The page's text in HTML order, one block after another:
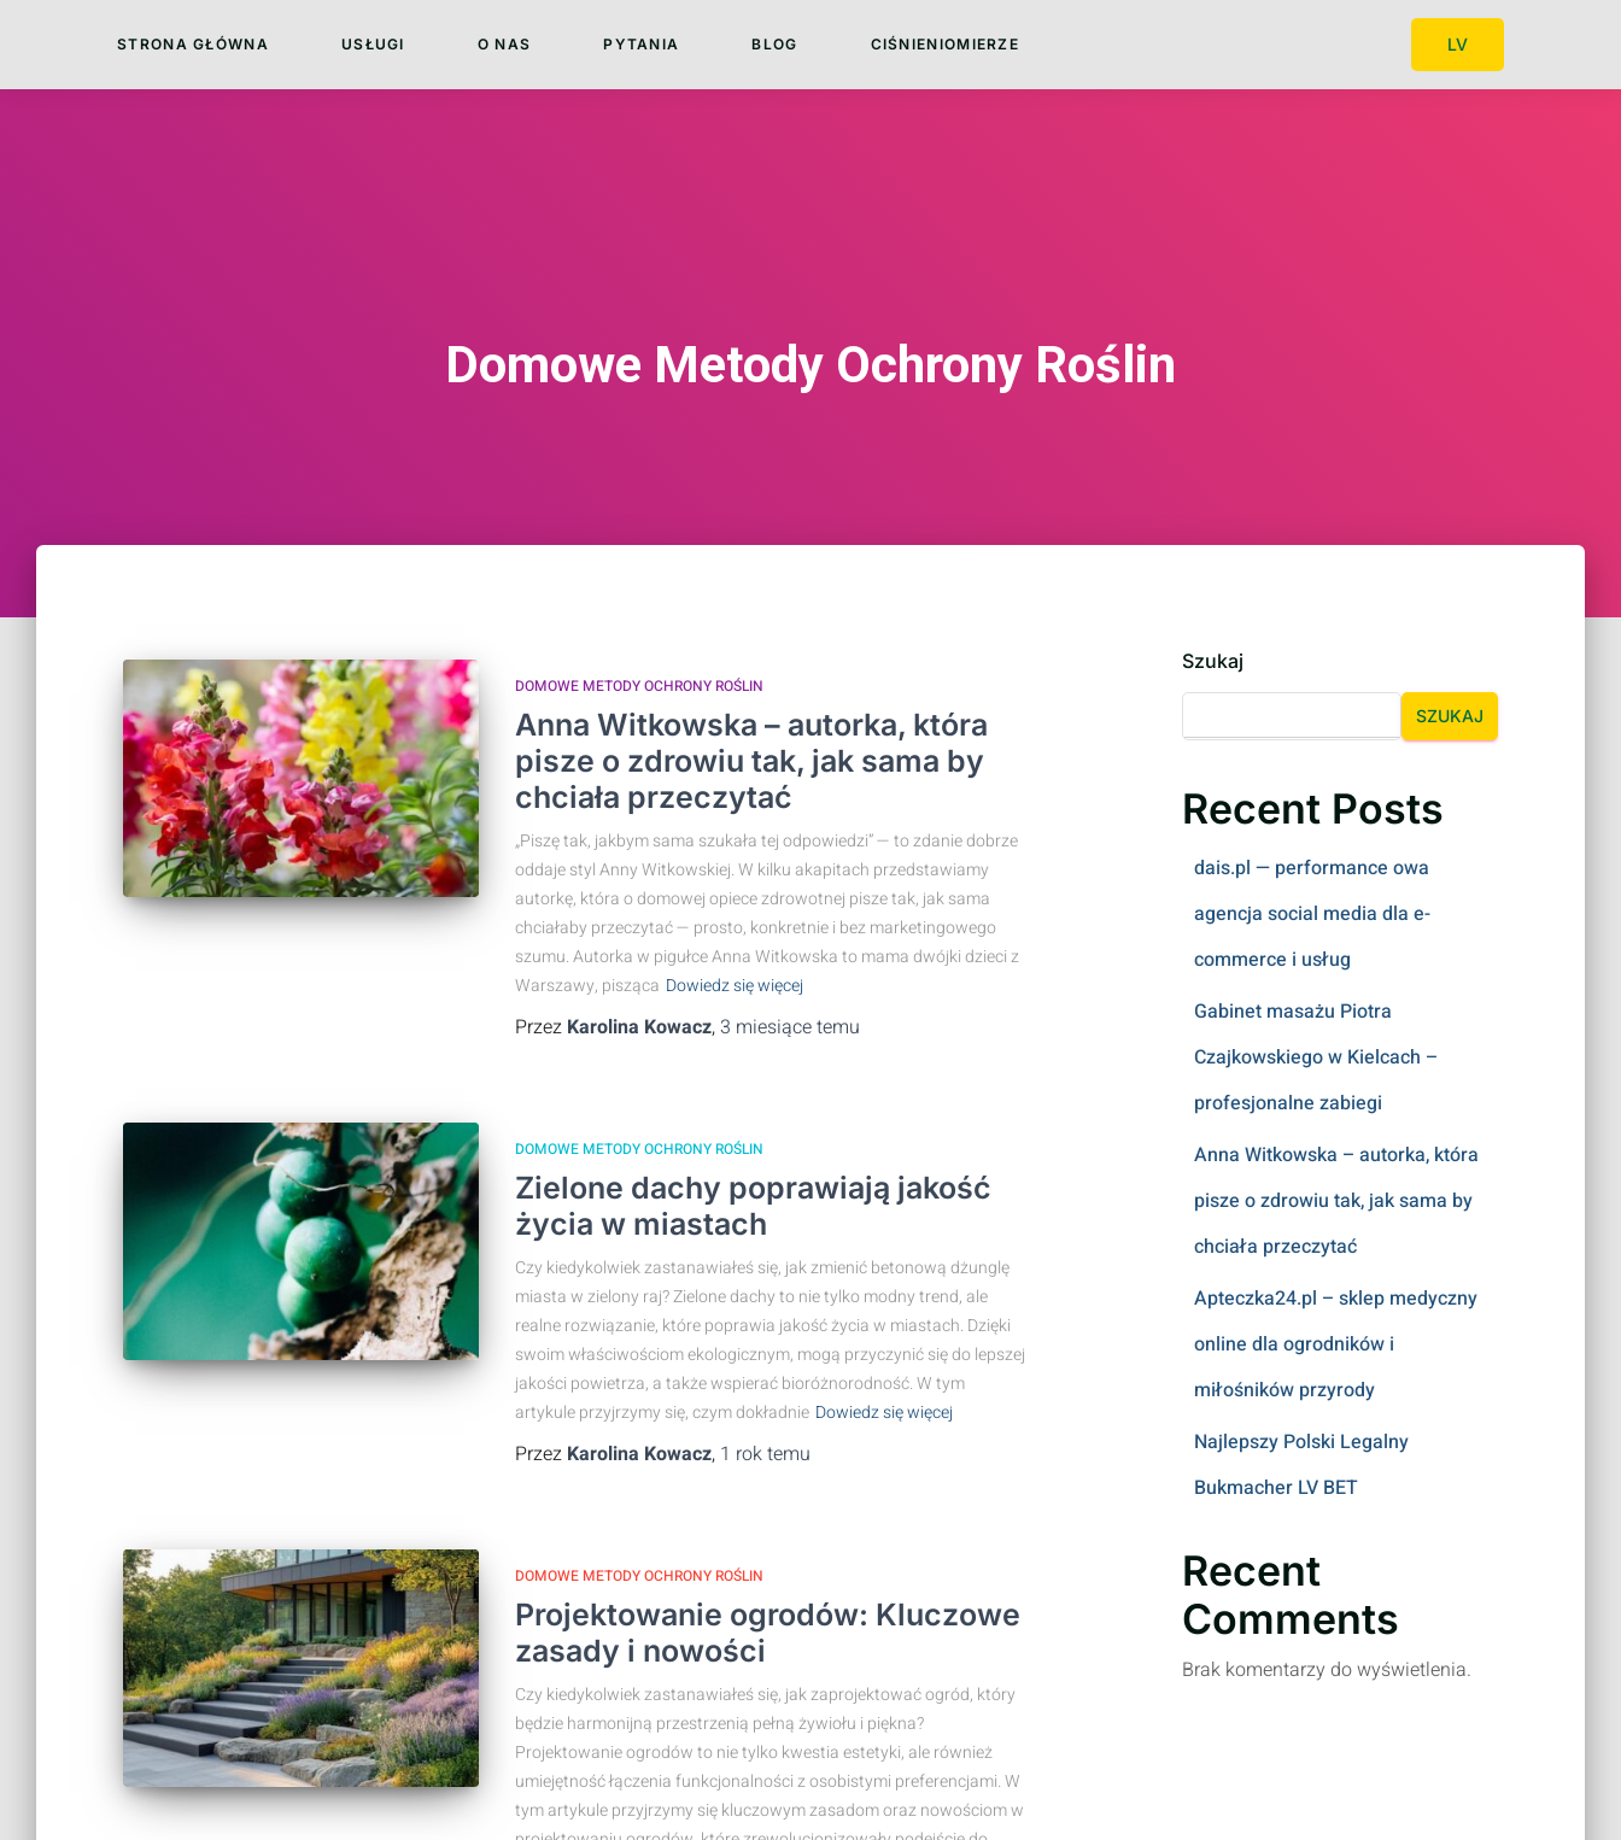
STRONA GŁÓWNA USŁUGI O NAS PYTANIA BLOG CIŚNIENIOMIERZE LV
Domowe Metody Ochrony Roślin
DOMOWE METODY OCHRONY ROŚLIN
Anna Witkowska – autorka, która
pisze o zdrowiu tak, jak sama by
chciała przeczytać
„Piszę tak, jakbym sama szukała tej odpowiedzi” — to zdanie dobrze
oddaje styl Anny Witkowskiej. W kilku akapitach przedstawiamy
autorkę, która o domowej opiece zdrowotnej pisze tak, jak sama
chciałaby przeczytać — prosto, konkretnie i bez marketingowego
szumu. Autorka w pigułce Anna Witkowska to mama dwójki dzieci z
Warszawy, pisząca Dowiedz się więcej
Przez Karolina Kowacz,3 miesiącetemu
DOMOWE METODY OCHRONY ROŚLIN
Zielone dachy poprawiają jakość
życia w miastach
Czy kiedykolwiek zastanawiałeś się, jak zmienić betonową dżunglę
miasta w zielony raj? Zielone dachy to nie tylko modny trend, ale
realne rozwiązanie, które poprawia jakość życia w miastach. Dzięki
swoim właściwościom ekologicznym, mogą przyczynić się do lepszej
jakości powietrza, a także wspierać bioróżnorodność. W tym
artykule przyjrzymy się, czym dokładnie Dowiedz się więcej
Przez Karolina Kowacz, 1 roktemu
DOMOWE METODY OCHRONY ROŚLIN
Projektowanie ogrodów: Kluczowe
zasady i nowości
Czy kiedykolwiek zastanawiałeś się, jak zaprojektować ogród, który
będzie harmonijną przestrzenią pełną żywiołu i piękna?
Projektowanie ogrodów to nie tylko kwestia estetyki, ale również
umiejętność łączenia funkcjonalności z osobistymi preferencjami. W
tym artykule przyjrzymy się kluczowym zasadom oraz nowościom w
Szukaj
SZUKAJ
Recent Posts
dais.pl — performance owa
agencja social media dla e-
commerce i usług
Gabinet masażu Piotra
Czajkowskiego w Kielcach –
profesjonalne zabiegi
Anna Witkowska – autorka, która
pisze o zdrowiu tak, jak sama by
chciała przeczytać
Apteczka24.pl – sklep medyczny
online dla ogrodników i
miłośników przyrody
Najlepszy Polski Legalny
Bukmacher LV BET
Recent
Comments
Brak komentarzy do wyświetlenia.